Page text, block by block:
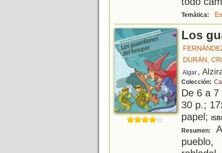
Temática:
Los
DURÁN,
Algar ,
Colección:
De 6 a
30 p.;
papel;
Resumen: